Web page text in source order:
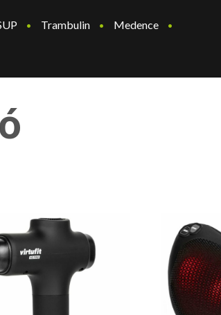
Trambulin Medence